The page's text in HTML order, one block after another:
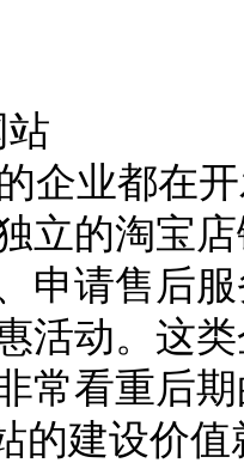
企业都在
立的淘宝
申请售后
活动。这
常看重后
的建设价